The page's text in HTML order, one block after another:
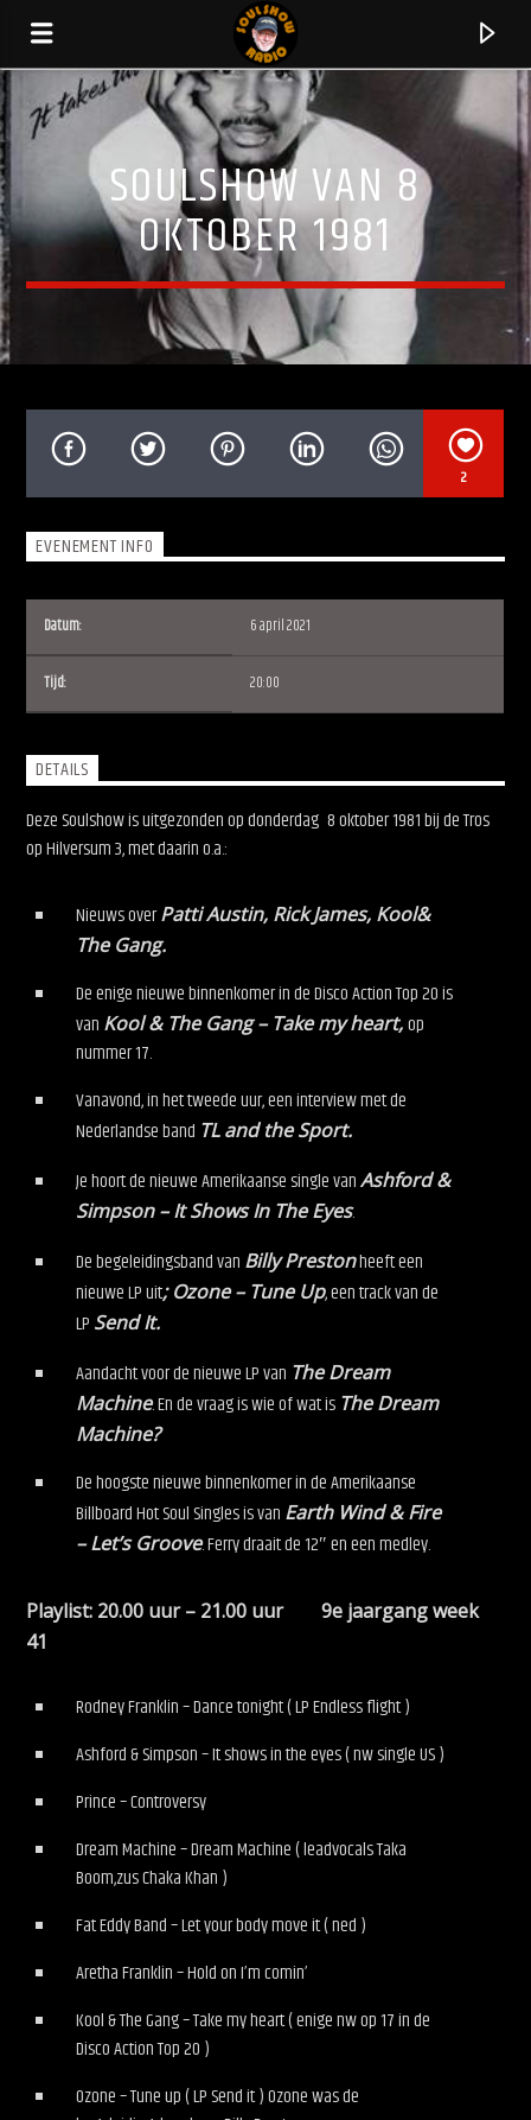
HUIDIG NUMMER
SOULSHOW VAN 8
OKTOBER 1981
2
EVENEMENT INFO
Datum: 6 april 2021
Tijd: 20:00
DETAILS
Deze Soulshow is uitgezonden op donderdag 8 oktober 1981bij de Tros
op Hilversum 3, met daarin o.a.:
Nieuws overPatti Austin, Rick James, Kool&
The Gang.
De enige nieuwe binnenkomer in de Disco Action Top 20 is
van Kool & The Gang – Take my heart,op
nummer 17.
Vanavond, in het tweede uur, een interview met de
Nederlandse band TL and the Sport.
Je hoort de nieuwe Amerikaanse single vanAshford &
Simpson – It Shows In The Eyes.
De begeleidingsband van Billy Prestonheeft een
nieuwe LP uit; Ozone – Tune Up, een track van de
LP Send It.
Aandacht voor de nieuwe LP van The Dream
Machine. En de vraag is wie of wat is The Dream
Machine?
De hoogste nieuwe binnenkomer in de Amerikaanse
Billboard Hot Soul Singles is van Earth Wind & Fire
– Let’s Groove. Ferry draait de 12″ en een medley.
Playlist: 20.00 uur – 21.00 uur 9e jaargang week
41
Rodney Franklin – Dance tonight ( LP Endless flight )
Ashford & Simpson – It shows in the eyes ( nw single US )
Prince – Controversy
Dream Machine – Dream Machine ( leadvocals Taka
Boom,zus Chaka Khan )
Fat Eddy Band – Let your body move it ( ned )
Aretha Franklin – Hold on I’m comin’
Kool & The Gang – Take my heart ( enige nw op 17 in de
Disco Action Top 20 )
Ozone – Tune up ( LP Send it ) Ozone was de